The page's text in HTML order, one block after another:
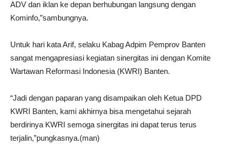
ADV dan iklan ke depan berhubungan langsung dengan
Kominfo,”sambungnya.
Untuk hari kata Arif, selaku Kabag Adpim Pemprov Banten
sangat mengapresiasi kegiatan sinergitas ini dengan Komite
Wartawan Reformasi Indonesia (KWRI) Banten.
“Jadi dengan paparan yang disampaikan oleh Ketua DPD
KWRI Banten, kami akhirnya bisa mengetahui sejarah
berdirinya KWRI semoga sinergitas ini dapat terus terus
terjalin,”pungkasnya.(man)